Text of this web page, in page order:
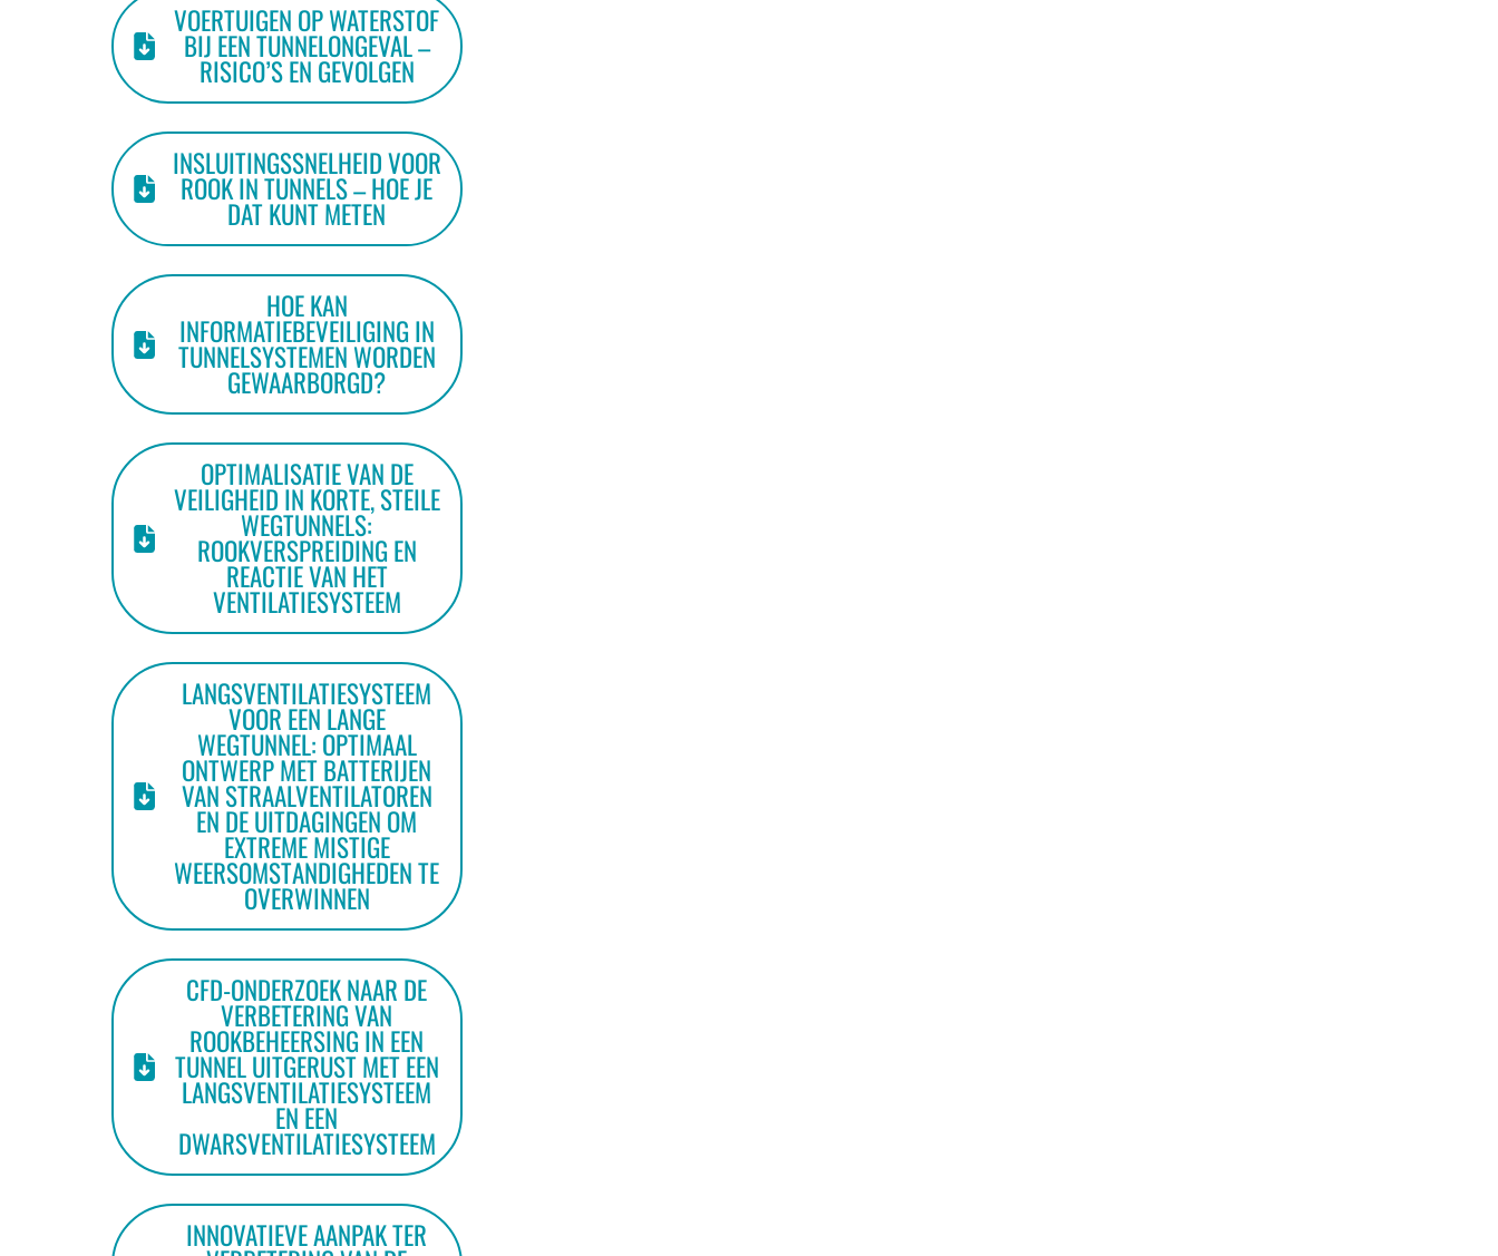
VOERTUIGEN OP WATERSTOF
BIJ EEN TUNNELONGEVAL –
RISICO’S EN GEVOLGEN
INSLUITINGSSNELHEID VOOR
ROOK IN TUNNELS – HOE JE
DAT KUNT METEN
HOE KAN
INFORMATIEBEVEILIGING IN
TUNNELSYSTEMEN WORDEN
GEWAARBORGD?
OPTIMALISATIE VAN DE
VEILIGHEID IN KORTE, STEILE
WEGTUNNELS:
ROOKVERSPREIDING EN
REACTIE VAN HET
VENTILATIESYSTEEM
LANGSVENTILATIESYSTEEM
VOOR EEN LANGE
WEGTUNNEL: OPTIMAAL
ONTWERP MET BATTERIJEN
VAN STRAALVENTILATOREN
EN DE UITDAGINGEN OM
EXTREME MISTIGE
WEERSOMSTANDIGHEDEN TE
OVERWINNEN
CFD-ONDERZOEK NAAR DE
VERBETERING VAN
ROOKBEHEERSING IN EEN
TUNNEL UITGERUST MET EEN
LANGSVENTILATIESYSTEEM
EN EEN
DWARSVENTILATIESYSTEEM
INNOVATIEVE AANPAK TER